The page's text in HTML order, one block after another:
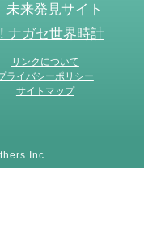
来発見サイト
ナガセ世界時計
リンクについて
ライバシーポリシー
サイトマップ
Inc.